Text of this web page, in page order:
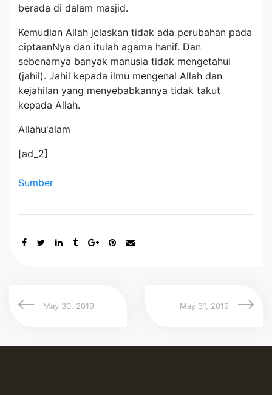
berada di dalam masjid.
Kemudian Allah jelaskan tidak ada perubahan pada
ciptaanNya dan itulah agama hanif. Dan
sebenarnya banyak manusia tidak mengetahui
(jahil). Jahil kepada ilmu mengenal Allah dan
kejahilan yang menyebabkannya tidak takut
kepada Allah.
Allahu'alam
[ad_2]
Sumber
May 30, 2019 May 31, 2019